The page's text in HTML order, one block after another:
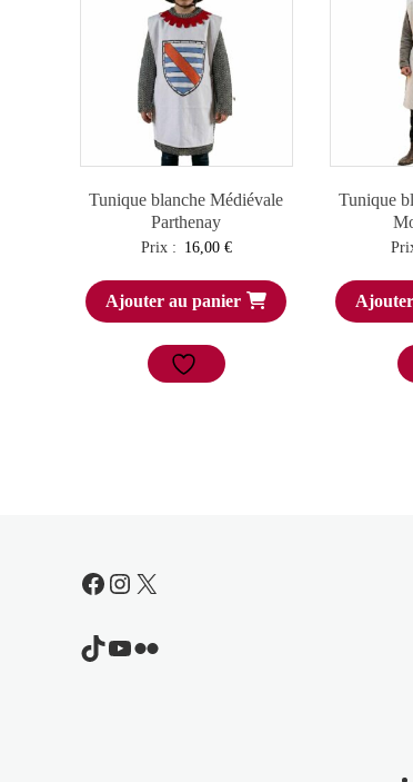
Tunique blanche Médiévale
Parthenay
Prix : 16,00 €
Ajouter au panier
Tunique
Facebook
Instagram
X
TikTok
YouTube
Flickr